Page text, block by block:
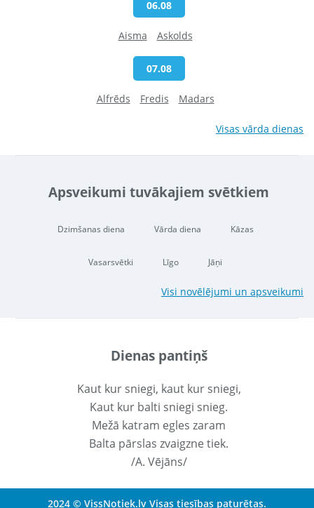
06.08
Aisma Askolds
07.08
Alfrēds Fredis Madars
Visas vārda dienas
Apsveikumi tuvākajiem svētkiem
Dzimšanas diena Vārda diena Kāzas
Vasarsvētki Līgo Jāņi
Visi novēlējumi un apsveikumi
Dienas pantiņš
Kaut kur sniegi, kaut kur sniegi,
Kaut kur balti sniegi snieg.
Mežā katram egles zaram
Balta pārslas zvaigzne tiek.
/A. Vējāns/
2024 © VissNotiek.lv Visas tiesības paturētas.